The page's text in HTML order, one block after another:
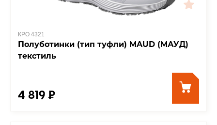
КРО 4321
Полуботинки (тип туфли) MAUD (МАУД)
текстиль
4 819 ₽